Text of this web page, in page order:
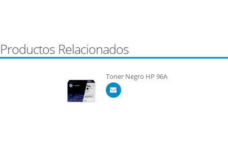
Productos Relacionados
Toner Negro HP 96A